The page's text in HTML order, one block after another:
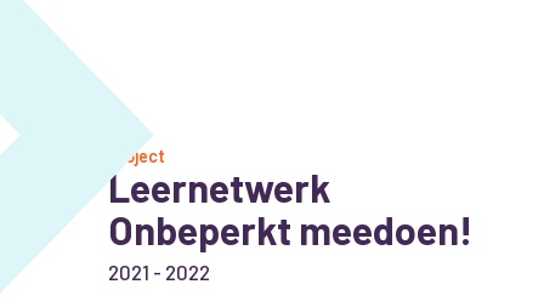
Project
Leernetwerk
Onbeperkt meedoen!
2021 - 2022